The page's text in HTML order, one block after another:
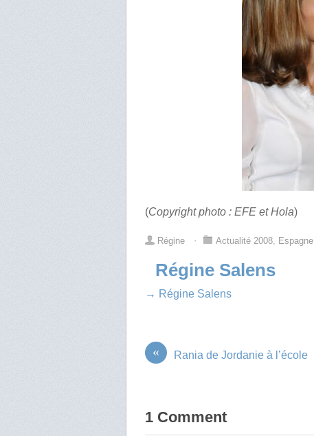
(Copyright photo : EFE et Hola)
Régine ⋅ Actualité 2008, Espagne
Régine Salens
→ Régine Salens
« Rania de Jordanie à l’école
1 Comment